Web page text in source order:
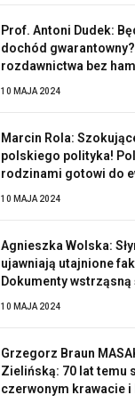
Prof. Antoni Dudek:
dochód
rozdawnictwa bez
10 MAJA 2024
Marcin Rola:
polskiego polityka!
rodzinami gotowi do
10 MAJA 2024
Agnieszka Wolska:
ujawniają utajnione
Dokumenty wstrząsną
10 MAJA 2024
Grzegorz Braun
Zielińską: 70 lat temu
czerwonym krawacie i